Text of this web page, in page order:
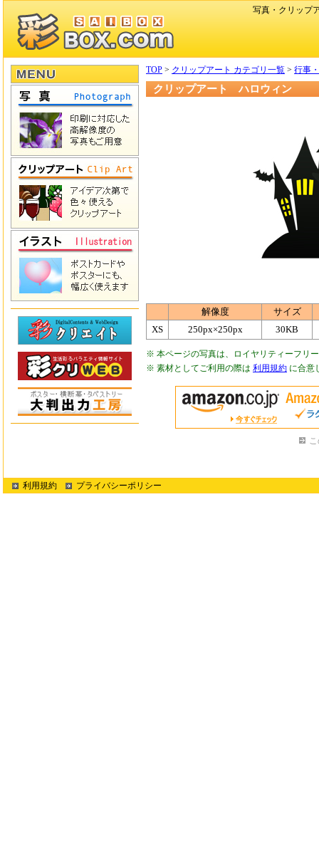
写真・クリップ
TOP > クリップアート カテゴリ一覧 > 行事
クリップアート ハロウィン
解像度
サイズ
XS
250px×250px 30KB
※ 本ページの写真は、ロイヤリティーフリ
※ 素材としてご利用の際は 利用規約 に合意
利用規約 プライバシーポリシー